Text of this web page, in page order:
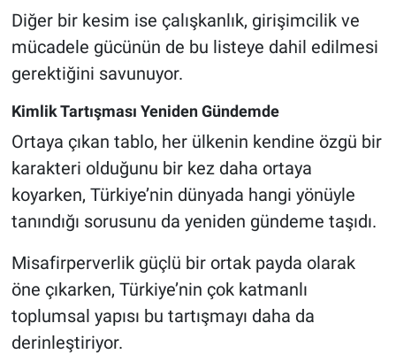
Diğer bir kesim ise çalışkanlık, girişimcilik ve
mücadele gücünün de bu listeye dahil edilmesi
gerektiğini savunuyor.
Kimlik Tartışması Yeniden Gündemde
Ortaya çıkan tablo, her ülkenin kendine özgü bir
karakteri olduğunu bir kez daha ortaya
koyarken, Türkiye’nin dünyada hangi yönüyle
tanındığı sorusunu da yeniden gündeme taşıdı.
Misafirperverlik güçlü bir ortak payda olarak
öne çıkarken, Türkiye’nin çok katmanlı
toplumsal yapısı bu tartışmayı daha da
derinleştiriyor.